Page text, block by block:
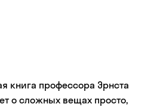
книга профессора Эрнста
о сложных вещах просто,